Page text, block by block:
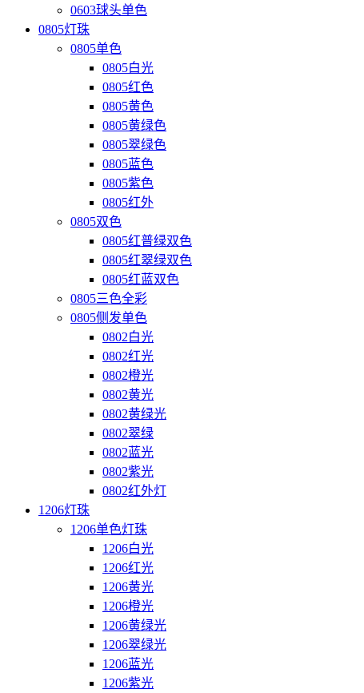
0603球头单色
0805灯珠
0805单色
0805白光
0805红色
0805黄色
0805黄绿色
0805翠绿色
0805蓝色
0805紫色
0805红外
0805双色
0805红普绿双色
0805红翠绿双色
0805红蓝双色
0805三色全彩
0805侧发单色
0802白光
0802红光
0802橙光
0802黄光
0802黄绿光
0802翠绿
0802蓝光
0802紫光
0802红外灯
1206灯珠
1206单色灯珠
1206白光
1206红光
1206黄光
1206橙光
1206黄绿光
1206翠绿光
1206蓝光
1206紫光